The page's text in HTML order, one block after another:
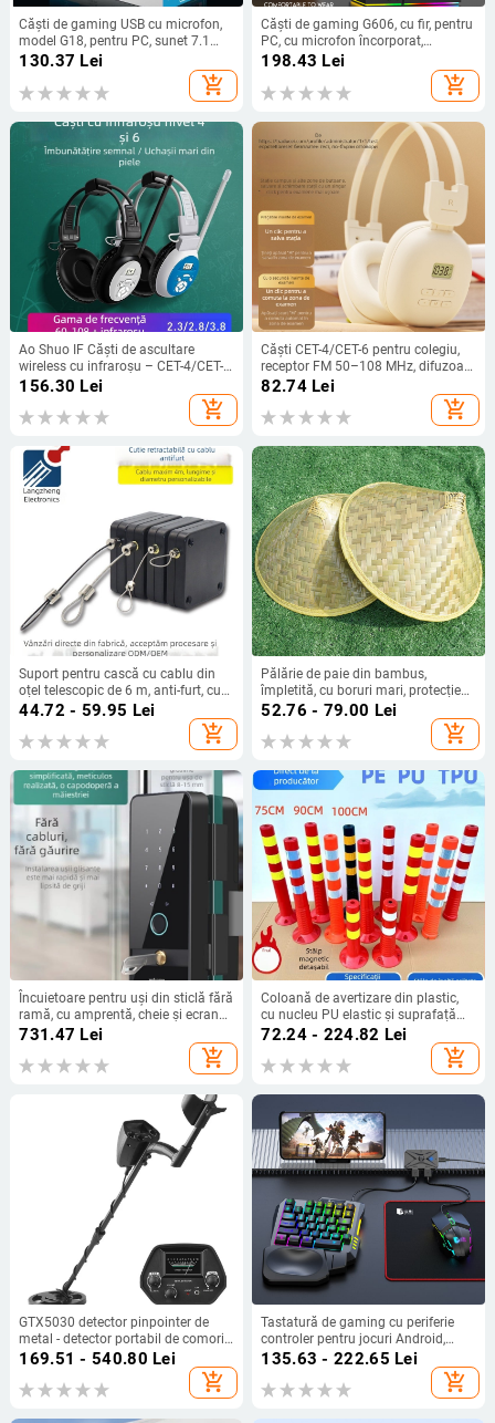
Căști de gaming USB cu microfon,
model G18, pentru PC, sunet 7.1
canale, răspuns în frecvență 20 Hz-
130.37 Lei
add_shopping_cart
Căști de gaming G606, cu fir, pentru
PC, cu microfon încorporat,
conector 3,5 mm, 20–25000 Hz,
198.43 Lei
add_shopping_cart
Ao Shuo IF Căști de ascultare
wireless cu infraroșu – CET-4/CET-6
examene, 3,5 mm jack
156.30 Lei
add_shopping_cart
Căști CET-4/CET-6 pentru colegiu,
receptor FM 50–108 MHz, difuzoare
de 40 mm, mufă 3,5 mm, bandă
82.74Lei
add_shopping_cart
Suport pentru cască cu cablu din
oțel telescopic de 6 m, anti-furt, cu
organizator de cablu retractabil
automat, poziționare reglabilă
44.72 - 59.95 Lei
add_shopping_cart
Pălărie de paie din bambus,
împletită, cu boruri mari, protecție
solară, recuzită pentru dans,
52.76 - 79.00 Lei
add_shopping_cart
Încuietoare pentru uși din sticlă fără
ramă, cu amprentă, cheie și ecran
tactil, pentru uși glisante de birou –
731.47 Lei
add_shopping_cart
Coloană de avertizare din plastic,
cu nucleu PU elastic și suprafață
TPU reflectorizantă, stâlp rutier anti-
coliziune, înălțime 90–100 cm
72.24 - 224.82 Lei
add_shopping_cart
GTX5030 detector pinpointer de
metal - detector portabil de comori,
cu alarmă sonoră, alimentare 2x9V,
169.51 - 540.80 Lei
add_shopping_cart
Tastatură de gaming cu periferie
controler pentru jocuri Android,
conexiune wireless, marca Good
135.63 - 222.65 Lei
add_shopping_cart